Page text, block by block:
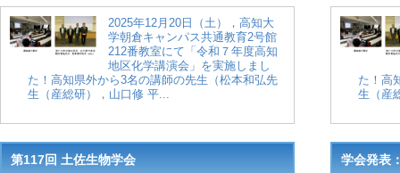
2025年12月20日（土），高知大
学朝倉キャンパス共通教育2号館
212番教室にて「令和７年度高知
地区化学講演会」を実施しまし
た！高知県外から3名の講師の先生（松本和弘先
生（産総研），山口修 平...
た！高
生（産
第117回 土佐生物学会 学会発表